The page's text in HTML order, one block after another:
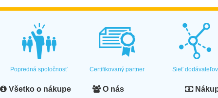
Popredná spoločnosť Certifikovaný partner Sieť dodávateľov
Všetko o nákupe O nás